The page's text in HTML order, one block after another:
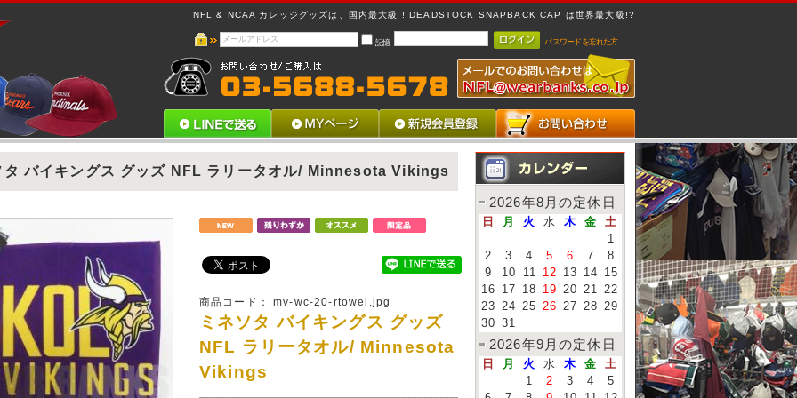
NFL & NCAA カレッジグッズは、国内最大級 ! DEADSTOCK SNAPBACK CAP は世界最大級!?
記憶 パスワードを忘れた方
タ バイキングス グッズ NFL ラリータオル/ Minnesota Vikings
商品コード：mv-wc-20-rtowel.jpg
ミネソタ バイキングス グッズ
NFL ラリータオル/ Minnesota
Vikings
2026年8月の定休日
日 月 火 水 木 金
土
1
2
3 4 5 6 7
8
9
10 11 12 13 14
15
16
17 18 19 20 21 22
23 24 25 26 27 28 29
30 31
2026年9月の定休日
日 月 火 水 木 金
土
1
2 3 4
5